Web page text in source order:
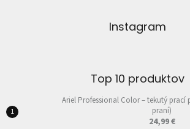
Instagram
Top 10 produktov
Ariel Professional Color – tekutý prací
praní)
24,99 €